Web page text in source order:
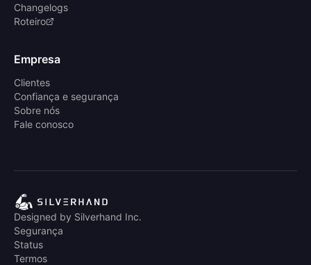
Changelogs
Roteiro
Empresa
Clientes
Confiança e segurança
Sobre nós
Fale conosco
Designed by Silverhand Inc.
Segurança
Status
Termos